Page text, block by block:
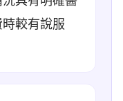
較有說服